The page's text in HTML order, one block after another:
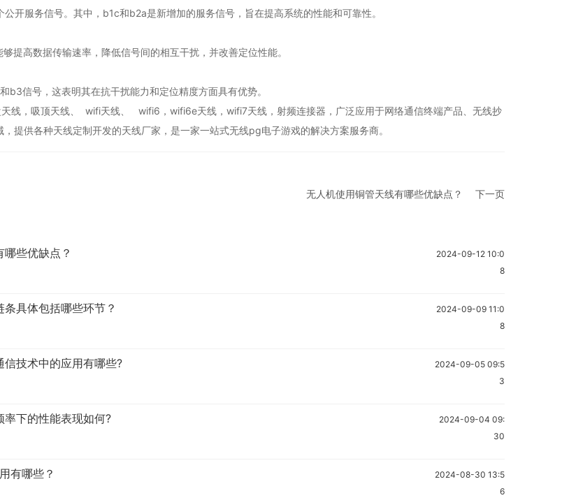
服务信号。其中，b1c和b2a是新增加的服务信号，旨在提高系统的性能和可靠性。
高数据传输速率，降低信号间的相互干扰，并改善定位性能。
信号，这表明其在抗干扰能力和定位精度方面具有优势。
线，吸顶天线、 wifi天线、 wifi6，wifi6e天线，wifi7天线，射频连接器，广泛应用于网络通信终端产品、无线抄
提供各种天线定制开发的天线厂家，是一家一站式无线pg电子游戏的解决方案服务商。
无人机使用铜管天线有哪些优缺点？ 下一页
些优缺点？
2024-09-12 10:0
8
具体包括哪些环节？
2024-09-09 11:0
8
信技术中的应用有哪些?
2024-09-05 09:5
3
率下的性能表现如何?
2024-09-04 09:
30
有哪些？
2024-08-30 13:5
6